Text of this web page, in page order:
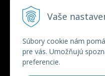
Vaše
Súbory cookie nám
pre vás. Umožňujú
preferencie.
Tel.:
E-mail: